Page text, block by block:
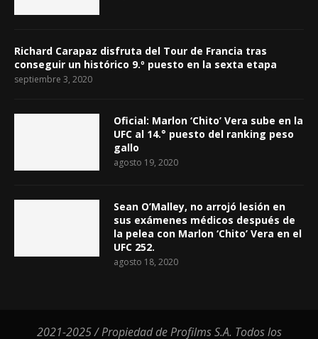
Richard Carapaz disfruta del Tour de Francia tras
conseguir un histórico 9.º puesto en la sexta etapa
septiembre 3, 2020
Oficial: Marlon ‘Chito’ Vera sube en la
UFC al 14.° puesto del ranking peso
gallo
agosto 19, 2020
Sean O’Malley, no arrojó lesión en
sus exámenes médicos después de
la pelea con Marlon ‘Chito’ Vera en el
UFC 252.
agosto 18, 2020
2021-2025 / Propiedad de Profilms S.A. Todos los